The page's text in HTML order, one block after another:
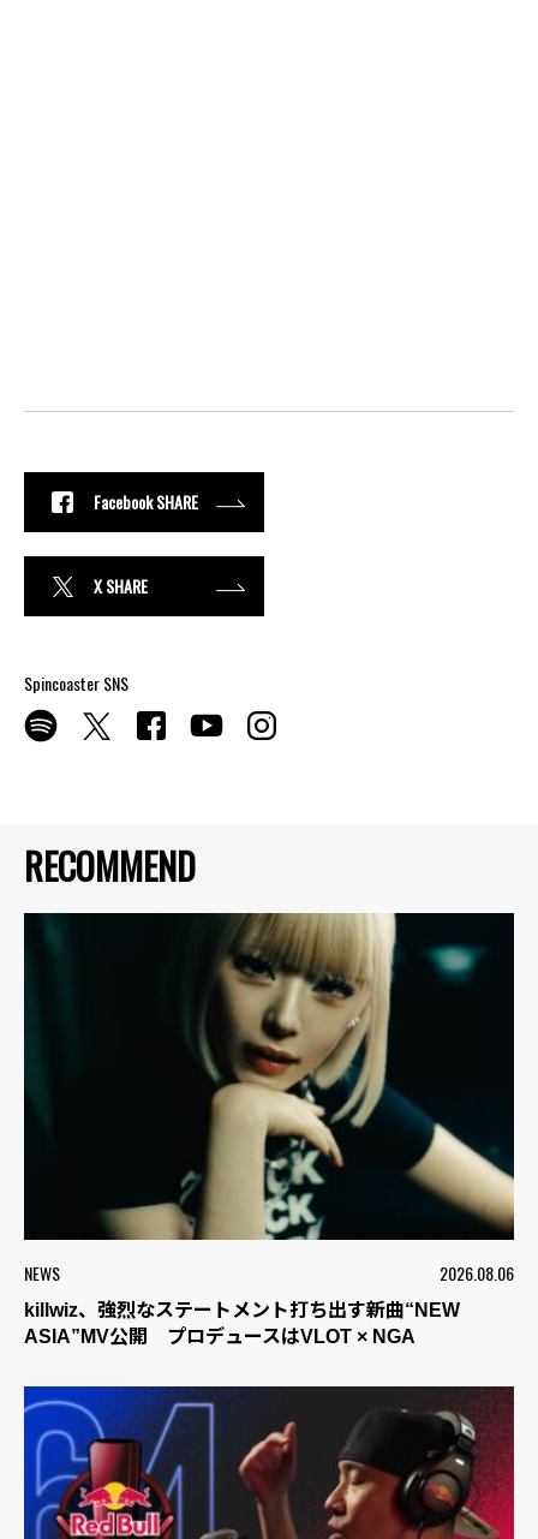
RECOMMEND
NEWS 2026.08.06
killwiz、強烈なステートメント打ち出す新曲“NEW
ASIA”MV公開 プロデュースはVLOT × NGA
Facebook SHARE
X SHARE
Spincoaster SNS